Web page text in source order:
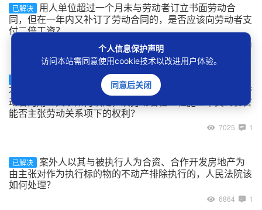
已解决
用人单位超过一个月未与劳动者订立书面劳动合
同，但在一年内又补订了劳动合同的，是否应该向劳动者支
付二倍工资？
1
建设工程的承包单位将工程非法转包、违法分包给
不具备用工主体资格的实际施工人，实际施工人自行招用劳
动者的用工关系如何认定，及劳动者在工程施工中受到伤害
能否主张劳动关系项下的权利？
7025 1
已解决 案外人以其与被执行人为合资、合作开发房地产为
由主张对作为执行标的物的不动产排除执行的，人民法院该
如何处理？
6864 1
个人信息保护声明
访问本站需同意使用cookie技术以改进用户体验。
同意后关闭